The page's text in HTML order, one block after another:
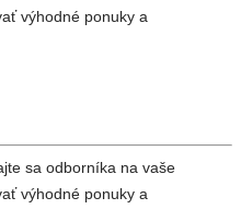
výhodné ponuky a
sa odborníka na vaše
výhodné ponuky a